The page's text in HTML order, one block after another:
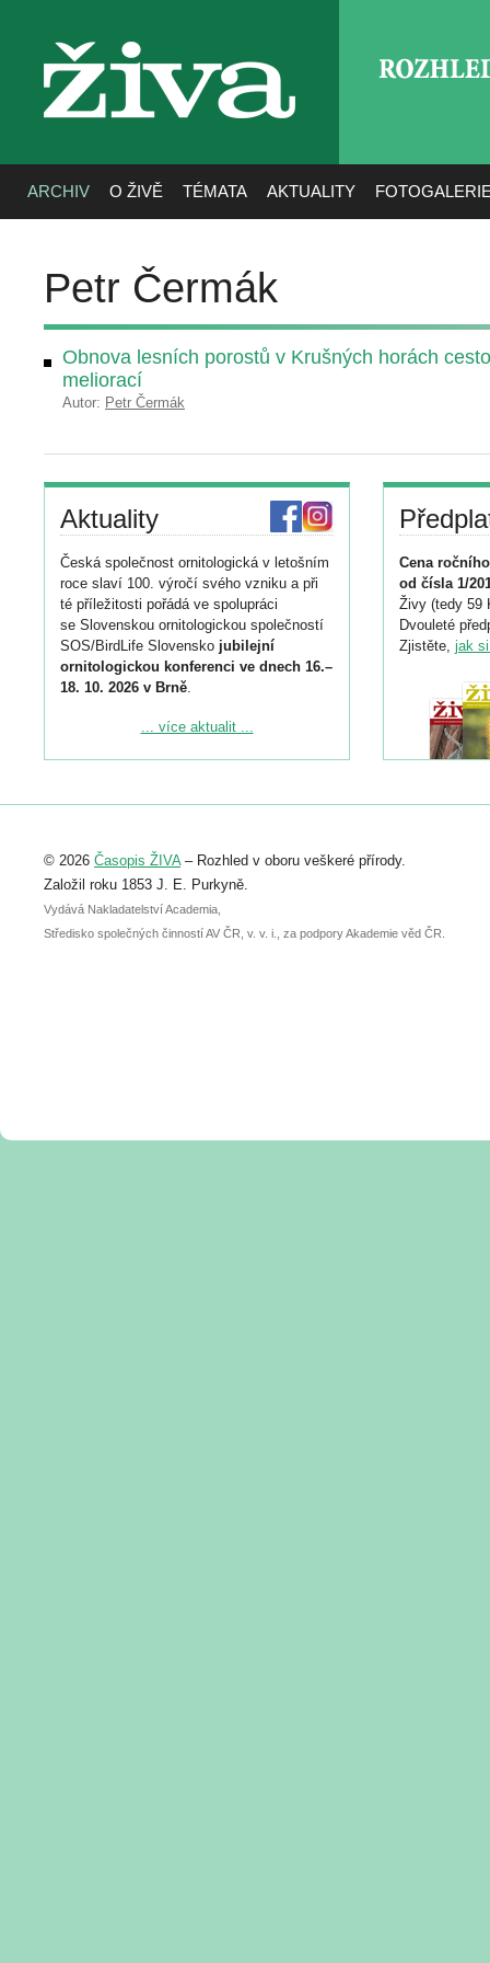
živa
ARCHIV O ŽIVĚ TÉMATA AKTUALITY
Petr Čermák
Obnova lesních porostů v Krušných horách
meliorací
Autor: Petr Čermák
Aktuality
Česká společnost ornitologická v letošním
roce slaví 100. výročí svého vzniku a při
té příležitosti pořádá ve spolupráci
se Slovenskou ornitologickou společností
SOS/BirdLife Slovensko jubilejní
ornitologickou konferenci ve dnech 16.–
18. 10. 2026 v Brně.
Podrobnější informace ke konferenci
Registrovat se můžete do 6. září.
abstraktu přihlášené přednášky nebo
posteru je už 30. června.
... více aktualit ...
Cena
od čísla 1/
Živy (tedy 59
Dvouleté
Zjistěte, jak
© 2026 Časopis ŽIVA– Rozhled v oboru veškeré přírody.
Založil roku 1853 J. E. Purkyně.
Vydává Nakladatelství Academia,
Středisko společných činností AV ČR, v. v. i., za podpory Akademie věd ČR.